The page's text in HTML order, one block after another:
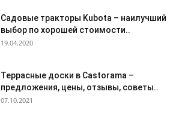
Садовые тракторы Kubota – наилучший
выбор по хорошей стоимости..
19.04.2020
Террасные доски в Castorama –
предложения, цены, отзывы, советы..
07.10.2021